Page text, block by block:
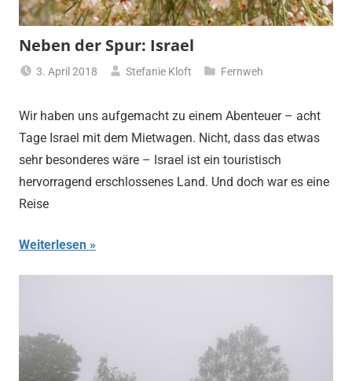
Neben der Spur: Israel
3. April 2018 Stefanie Kloft Fernweh
Wir haben uns aufgemacht zu einem Abenteuer – acht
Tage Israel mit dem Mietwagen. Nicht, dass das etwas
sehr besonderes wäre – Israel ist ein touristisch
hervorragend erschlossenes Land. Und doch war es eine
Reise
Weiterlesen